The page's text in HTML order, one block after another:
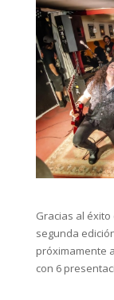
Gracias al
segunda
próximamente
con 6